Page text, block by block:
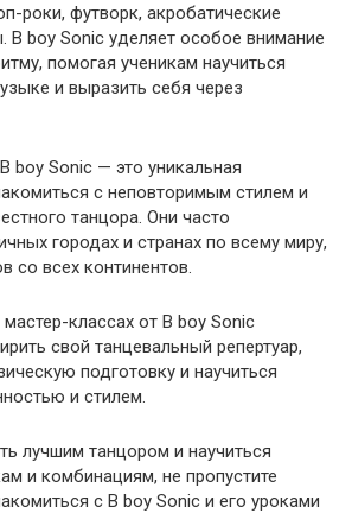
роки, футворк, акробатические
B boy Sonic уделяет особое внимание
помогая ученикам научиться
и выразить себя через
boy Sonic — это уникальная
с неповторимым стилем и
танцора. Они часто
городах и странах по всему миру,
со всех континентов.
классах от B boy Sonic
свой танцевальный репертуар,
подготовку и научиться
и стилем.
лучшим танцором и научиться
и комбинациям, не пропустите
с B boy Sonic и его уроками